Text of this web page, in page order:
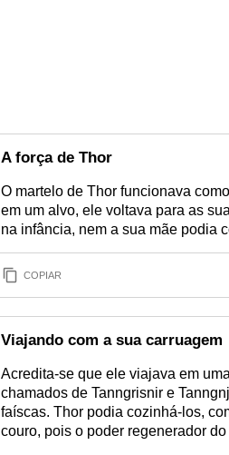
A força de Thor
O martelo de Thor funcionava
em um alvo, ele voltava para as
na infância, nem a sua mãe podia
COPIAR
Viajando com a sua carruagem
Acredita-se que ele viajava em
chamados de Tanngrisnir e
faíscas. Thor podia cozinhá-los,
couro, pois o poder regenerador